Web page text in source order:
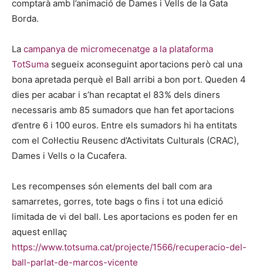
comptarà amb l’animació de Dames i Vells de la Gata
Borda.
La campanya de micromecenatge a la plataforma
TotSuma segueix aconseguint aportacions però cal una
bona apretada perquè el Ball arribi a bon port. Queden 4
dies per acabar i s’han recaptat el 83% dels diners
necessaris amb 85 sumadors que han fet aportacions
d’entre 6 i 100 euros. Entre els sumadors hi ha entitats
com el Col·lectiu Reusenc d’Activitats Culturals (CRAC),
Dames i Vells o la Cucafera.
Les recompenses són elements del ball com ara
samarretes, gorres, tote bags o fins i tot una edició
limitada de vi del ball. Les aportacions es poden fer en
aquest enllaç
https://www.totsuma.cat/projecte/1566/recuperacio-del-
ball-parlat-de-marcos-vicente